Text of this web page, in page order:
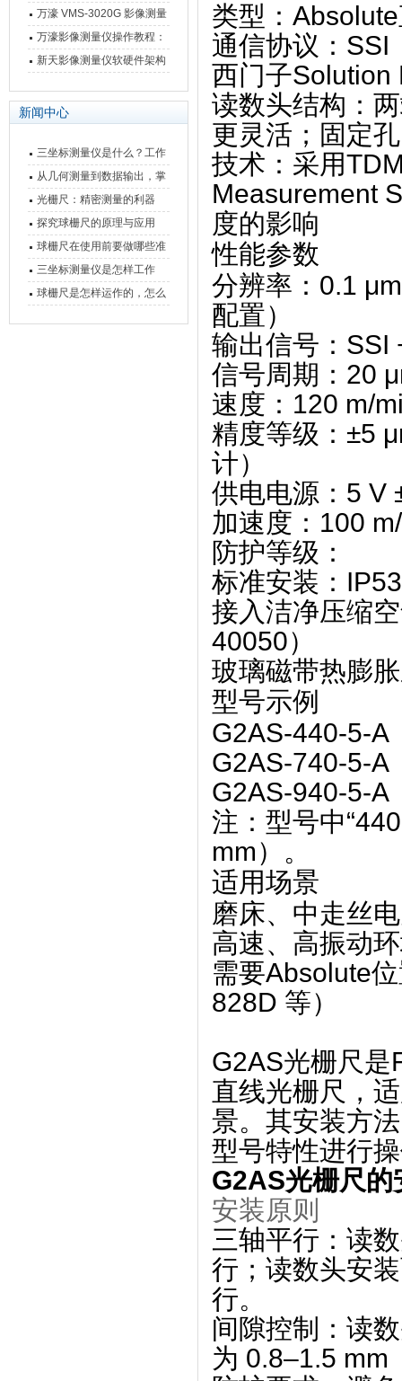
影像测量仪选型指南
万濠 VMS-3020G 影像测量
仪技术规格与应用解析
万濠影像测量仪操作教程：
从开机到出报告，新手也能
新天影像测量仪软硬件架构
新闻中心
三坐标测量仪是什么？工作
原理、分类与核心功能一次
讲清
从几何测量到数据输出，掌
握万濠影像测量仪的六大核
心能力
光栅尺：精密测量的利器
探究球栅尺的原理与应用
球栅尺在使用前要做哪些准
备工作？
三坐标测量仪是怎样工作
的，功能有什么优势？
球栅尺是怎样运作的，怎么
类型 ：
通信协议 ‌：‌ SSI
西门子Solution
读数头结构 ：
更灵活；固定
技术 ‌：采用‌
Measurement
度的影响
性能参数
分辨率 ‌：‌ 0.1 μm
配置）
输出信号 ‌：‌ SSI
信号周期 ‌：‌ 20
速度 ‌：‌ 120 m/
精度等级 ‌：‌ ±5
计）
供电电源 ‌：‌ 5 V
加速度 ‌：‌ 100
防护等级 ‌：
标准安装：‌ IP53
接入洁净压缩
40050）
玻璃磁带热膨
型号示例
G2AS-440-5-A
G2AS-740-5-A
G2AS-940-5-A
注：型号中
mm）。
适用场景
磨床、中走丝
高速、高振动
需要Absolute
828D 等）
G2AS光栅尺是
直线光栅尺 ，
景。其安装方
型号特性进行
G2AS光栅尺的
安装原则
三轴平行 ：读
行；读数头安
行。
间隙控制
：读
为 ‌ 0.8–1.5 mm